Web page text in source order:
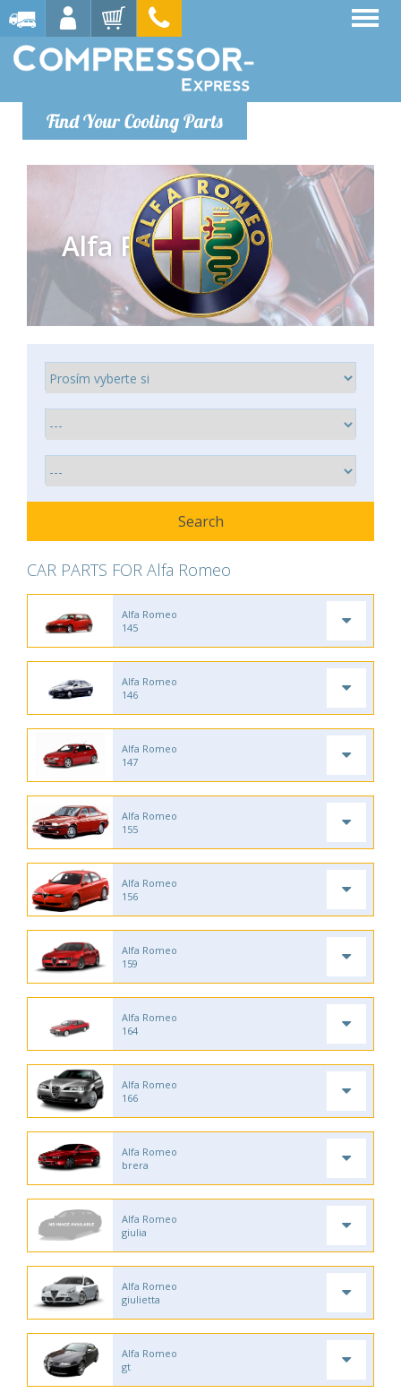
Find Your Cooling Parts
Alfa Romeo
CAR PARTS FOR Alfa Romeo
Alfa Romeo
145
Alfa Romeo
146
Alfa Romeo
147
Alfa Romeo
155
Alfa Romeo
156
Alfa Romeo
159
Alfa Romeo
164
Alfa Romeo
166
Alfa Romeo
brera
Alfa Romeo
giulia
Alfa Romeo
giulietta
Alfa Romeo
gt